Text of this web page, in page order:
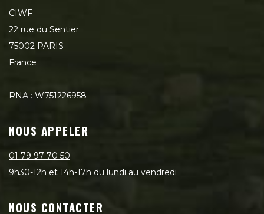
CIWF
22 rue du Sentier
75002 PARIS
France
RNA : W751226958
NOUS APPELER
01 79 97 70 50
9h30-12h et 14h-17h du lundi au vendredi
NOUS CONTACTER